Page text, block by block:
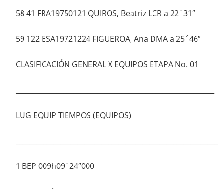
58 41 FRA19750121 QUIROS, Beatriz LCR a 22´31″
59 122 ESA19721224 FIGUEROA, Ana DMA a 25´46″
CLASIFICACIÓN GENERAL X EQUIPOS ETAPA No. 01
LUG EQUIP TIEMPOS (EQUIPOS)
1 BEP 009h09´24″000